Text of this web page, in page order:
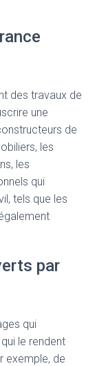
des travaux de
une
de
les
les
qui
tels que les
par
qui
le rendent
exemple, de